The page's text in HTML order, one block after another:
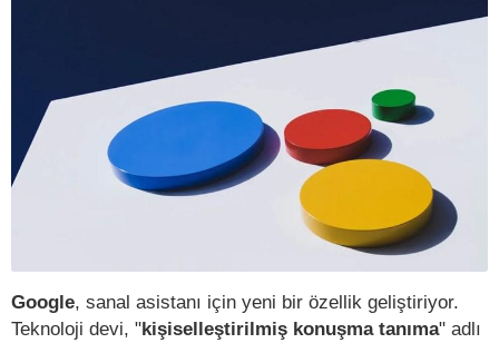
Google, sanal asistanı için yeni bir özellik geliştiriyor.
Teknoloji devi, "kişiselleştirilmiş konuşma tanıma" adlı